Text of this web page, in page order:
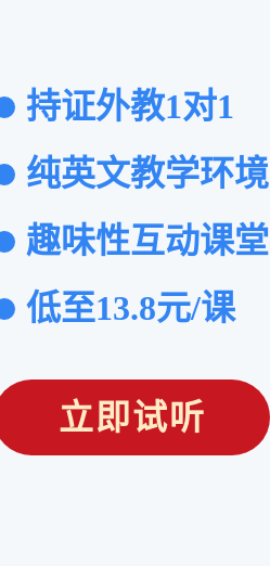
持证外教1对1
纯英文教学环境
趣味性互动课堂
低至13.8元/课
立即试听